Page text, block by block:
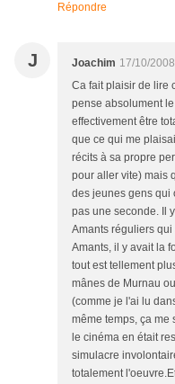
Répondre
J Joachim 17/10/
Ca fait plaisir de lire
pense absolument
effectivement être
que ce qui me
récits à sa propre
pour aller vite) mais
des jeunes gens qui
pas une seconde. Il
Amants réguliers
Amants, il y avait la
tout est tellement
mânes de Murnau
(comme je l'ai lu
même temps, ça me
le cinéma en était
simulacre
totalement